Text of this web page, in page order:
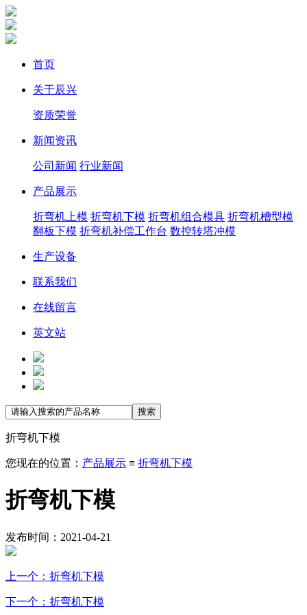
首页
关于辰兴
资质荣誉
新闻资讯
公司新闻 行业新闻
产品展示
折弯机上模 折弯机下模 折弯机组合模具 折弯机槽型模
翻板下模 折弯机补偿工作台 数控转塔冲模
生产设备
联系我们
在线留言
英文站
折弯机下模
您现在的位置： 产品展示 ≡ 折弯机下模
折弯机下模
发布时间：2021-04-21
上一个：折弯机下模
下一个：折弯机下模